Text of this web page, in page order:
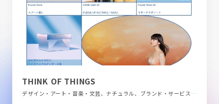
THINK OF THINGS
デザイン・アート・音楽・文芸、ナチュラル、ブランド・サービスサイト、ブルー系、ホワイト系、モーション多め、大きめ写真、施設・店舗サイト、飲食店・グルメ・ウェディング